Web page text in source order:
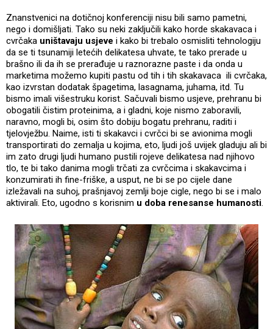
Znanstvenici na dotičnoj konferenciji nisu bili samo pametni,
nego i domišljati. Tako su neki zaključili kako horde skakavaca i
cvrčaka uništavaju usjeve i kako bi trebalo osmisliti tehnologiju
da se ti tsunamiji letećih delikatesa uhvate, te tako prerade u
brašno ili da ih se prerađuje u raznorazne paste i da onda u
marketima možemo kupiti pastu od tih i tih skakavaca ili cvrčaka,
kao izvrstan dodatak špagetima, lasagnama, juhama, itd. Tu
bismo imali višestruku korist. Sačuvali bismo usjeve, prehranu bi
obogatili čistim proteinima, a i gladni, koje nismo zaboravili,
naravno, mogli bi, osim što dobiju bogatu prehranu, raditi i
tjelovježbu. Naime, isti ti skakavci i cvrčci bi se avionima mogli
transportirati do zemalja u kojima, eto, ljudi još uvijek gladuju ali bi
im zato drugi ljudi humano pustili rojeve delikatesa nad njihovo
tlo, te bi tako danima mogli trčati za cvrčcima i skakavcima i
konzumirati ih fine-friške, a usput, ne bi se po cijele dane
izležavali na suhoj, prašnjavoj zemlji boje cigle, nego bi se i malo
aktivirali. Eto, ugodno s korisnim u doba renesanse humanosti.